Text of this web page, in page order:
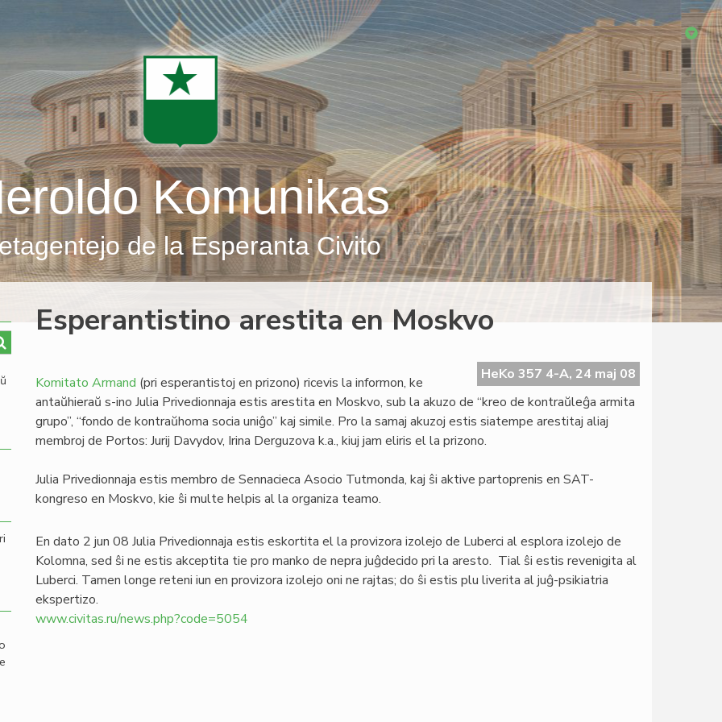
Komunikas
de la Esperanta Civito
Esperantistino arestita en Moskvo
HeKo 357 4-A, 24 maj 08
Komitato Armand (pri esperantistoj en prizono) ricevis la informon, ke
antaŭhieraŭ s-ino Julia Privedionnaja estis arestita en Moskvo, sub la akuzo de “kreo de kontraŭleĝa armita
grupo”, “fondo de kontraŭhoma socia uniĝo” kaj simile. Pro la samaj akuzoj estis siatempe arestitaj aliaj
membroj de Portos: Jurij Davydov, Irina Derguzova k.a., kiuj jam eliris el la prizono.
Julia Privedionnaja estis membro de Sennacieca Asocio Tutmonda, kaj ŝi aktive partoprenis en SAT-
kongreso en Moskvo, kie ŝi multe helpis al la organiza teamo.
En dato 2 jun 08 Julia Privedionnaja estis eskortita el la provizora izolejo de Luberci al esplora izolejo de
Kolomna, sed ŝi ne estis akceptita tie pro manko de nepra juĝdecido pri la aresto. Tial ŝi estis revenigita al
Luberci. Tamen longe reteni iun en provizora izolejo oni ne rajtas; do ŝi estis plu liverita al juĝ-psikiatria
ekspertizo.
www.civitas.ru/news.php?code=5054